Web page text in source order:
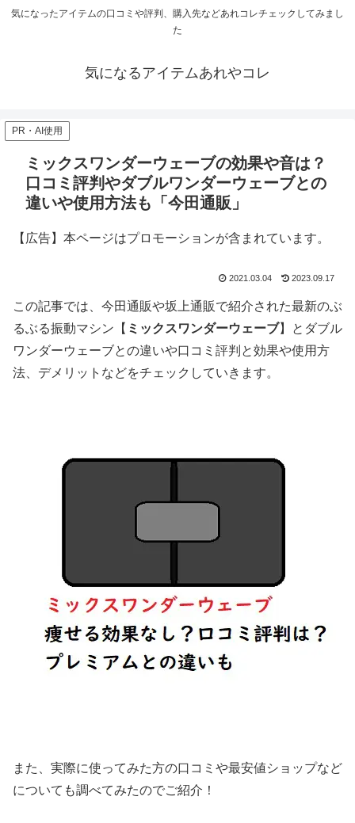
気になったアイテムの口コミや評判、購入先などあれコレチェックしてみまし
た
気になるアイテムあれやコレ
PR・AI使用
ミックスワンダーウェーブの効果や音は？
口コミ評判やダブルワンダーウェーブとの
違いや使用方法も「今田通販」
【広告】本ページはプロモーションが含まれています。
2021.03.04 2023.09.17
この記事では、今田通販や坂上通販で紹介された最新のぶ
るぶる振動マシン【 ミックスワンダーウェーブ】とダブル
ワンダーウェーブとの違いや口コミ評判と効果や使用方
法、デメリットなどをチェックしていきます。
また、実際に使ってみた方の口コミや最安値ショップなど
についても調べてみたのでご紹介！